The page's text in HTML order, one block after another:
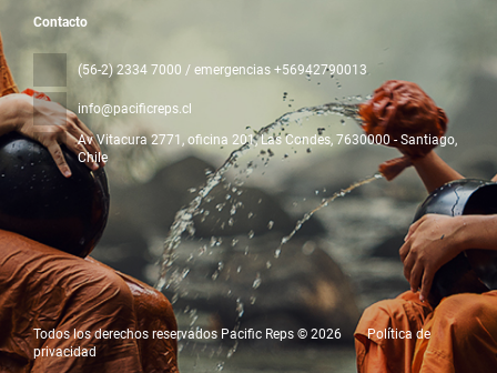
Contacto
(56-2) 2334 7000 / emergencias +56942790013
info@pacificreps.cl
Av Vitacura 2771, oficina 201, Las Condes , 7630000 - Santiago,
Chile
Todos los derechos reservados Pacific Reps © 2026
Política de
privacidad